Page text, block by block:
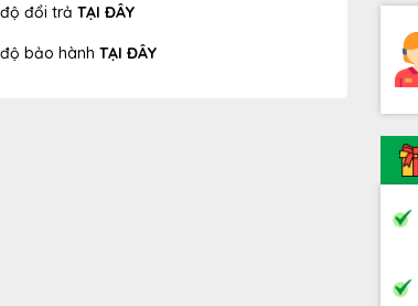
đổi trả TẠI ĐÂY
bảo hành TẠI ĐÂY